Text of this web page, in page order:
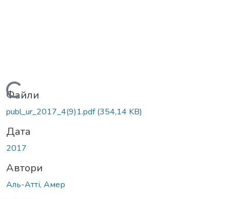
Вантажиться...
Файли
publ_ur_2017_4(9)1.pdf(354,14 KB)
Дата
2017
Автори
Аль-Атті, Амер